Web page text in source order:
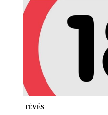
TÉVÉS